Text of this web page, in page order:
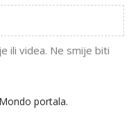
ili videa. Ne smije biti
Mondo portala.